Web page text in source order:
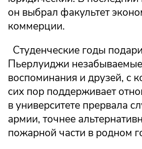
он выбрал факультет
коммерции.
Студенческие годы
Пьерлуиджи незабываемые
воспоминания и друзей, с
сих пор поддерживает
в университете прервала
армии, точнее
пожарной части в родном